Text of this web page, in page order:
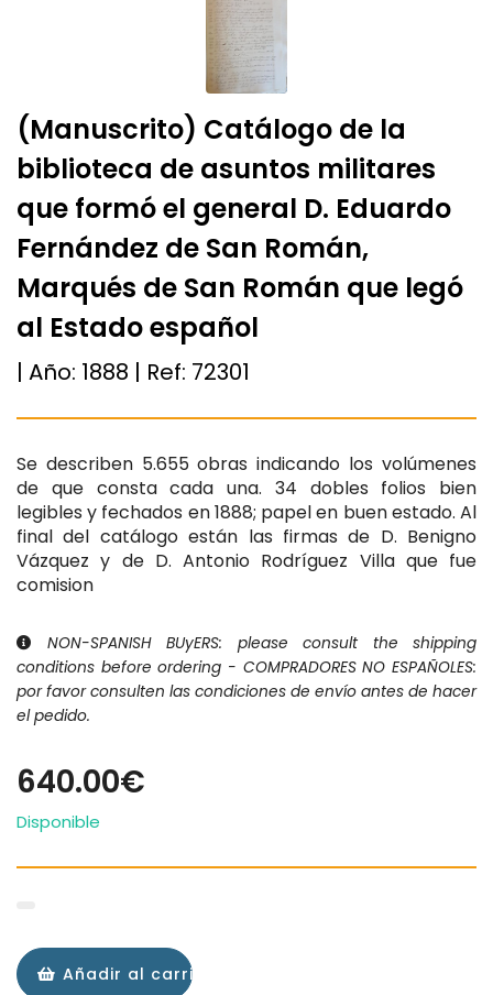
(Manuscrito) Catálogo de la
biblioteca de asuntos militares
que formó el general D. Eduardo
Fernández de San Román,
Marqués de San Román que legó
al Estado español
| Año: 1888 | Ref: 72301
Se describen 5.655 obras indicando los volúmenes
de que consta cada una. 34 dobles folios bien
legibles y fechados en 1888; papel en buen estado. Al
final del catálogo están las firmas de D. Benigno
Vázquez y de D. Antonio Rodríguez Villa que fue
comision
NON-SPANISH BUyERS: please consult the shipping
conditions before ordering - COMPRADORES NO ESPAÑOLES:
por favor consulten las condiciones de envío antes de hacer
el pedido.
640.00€
Disponible
Añadir al carrito